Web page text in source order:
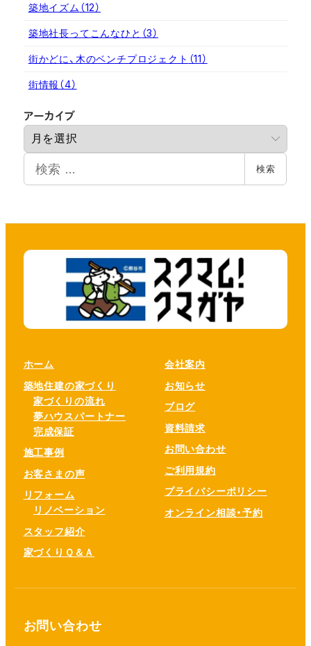
築地イズム （12）
築地社長ってこんなひと （3）
街かどに、木のベンチプロジェクト （11）
街情報 （4）
アーカイブ
カ
検
検索
ホーム
築地住建の家づくり
家づくりの流れ
夢ハウスパートナー
完成保証
施工事例
お客さまの声
リフォーム
リノベーション
スタッフ紹介
家づくりＱ＆Ａ
会社案内
お知らせ
ブログ
資料請求
お問い合わせ
ご利用規約
プライバシーポリシー
オンライン相談・予約
お問い合わせ